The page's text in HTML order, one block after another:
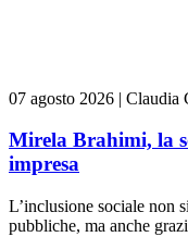
07 agosto 2026 | Claudia
Mirela Brahimi, la
impresa
L’inclusione sociale non
pubbliche, ma anche